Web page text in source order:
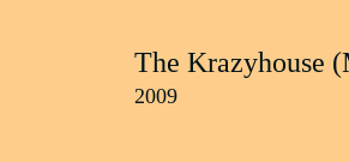
The Krazyhouse
2009